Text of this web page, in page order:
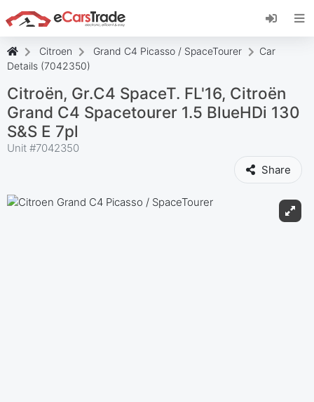
Instalați aplicația web eCarsTrade, adăugați-o
pe ecranul de pornire și primiți actualizări
instantanee.
Citroen Grand C4 Picasso / SpaceTourer
Car
Details (7042350)
Citroën, Gr.C4 SpaceT. FL'16, Citroën
Grand C4 Spacetourer 1.5 BlueHDi 130
S&S E 7pl
Unit #7042350
Share